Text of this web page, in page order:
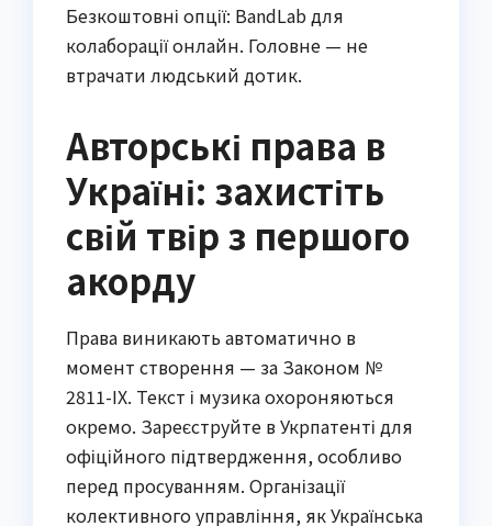
Безкоштовні опції: BandLab для
колаборації онлайн. Головне — не
втрачати людський дотик.
Авторські права в
Україні: захистіть
свій твір з першого
акорду
Права виникають автоматично в
момент створення — за Законом №
2811-IX. Текст і музика охороняються
окремо. Зареєструйте в Укрпатенті для
офіційного підтвердження, особливо
перед просуванням. Організації
колективного управління, як Українська